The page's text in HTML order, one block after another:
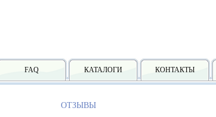
КОНТАКТЫ
КАТАЛОГИ
FAQ
ОТЗЫВЫ